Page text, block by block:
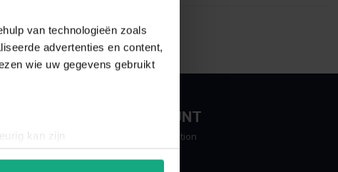
van technologieën zoals
advertenties en content,
wie uw gegevens gebruikt
kan zijn
MY ACCOUNT
Account information
My orders